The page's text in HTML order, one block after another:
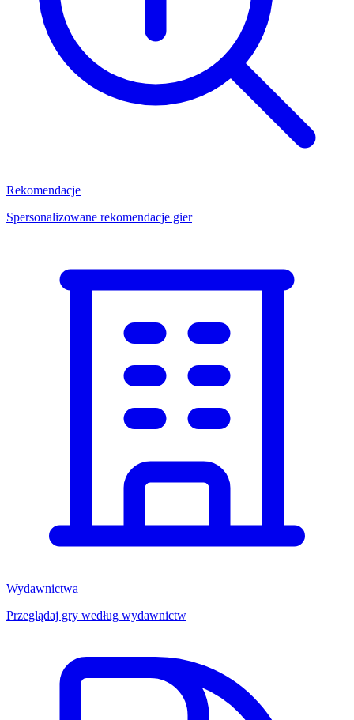
Rekomendacje
Spersonalizowane rekomendacje gier
Wydawnictwa
Przeglądaj gry według wydawnictw